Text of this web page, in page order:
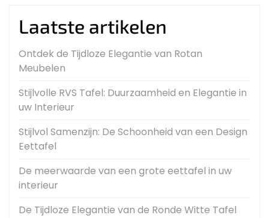
Laatste artikelen
Ontdek de Tijdloze Elegantie van Rotan
Meubelen
Stijlvolle RVS Tafel: Duurzaamheid en Elegantie in
uw Interieur
Stijlvol Samenzijn: De Schoonheid van een Design
Eettafel
De meerwaarde van een grote eettafel in uw
interieur
De Tijdloze Elegantie van de Ronde Witte Tafel